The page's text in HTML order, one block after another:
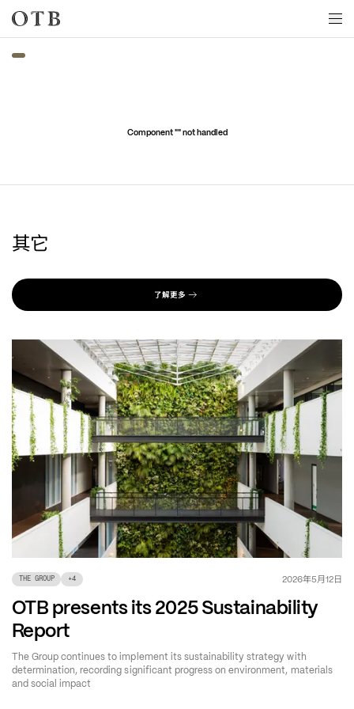
Skip to main content
Component "" not handled
其它
了解更多
THE GROUP +4 2026年5月12日
OTB presents its 2025 Sustainability
Report
The Group continues to implement its sustainability strategy with
determination, recording significant progress on environment, materials
and social impact